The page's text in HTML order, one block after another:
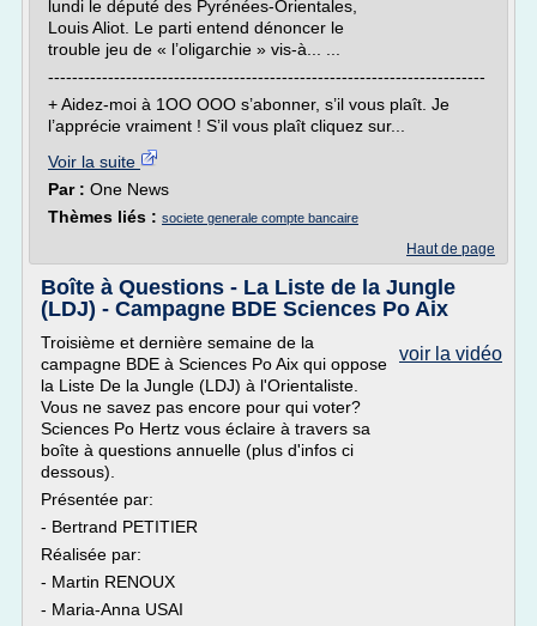
lundi le député des Pyrénées-Orientales,
Louis Aliot. Le parti entend dénoncer le
trouble jeu de « l’oligarchie » vis-à... ...
-------------------------------------------------------------------------
+ Aidez-moi à 1OO OOO s’abonner, s’il vous plaît. Je
l’apprécie vraiment ! S’il vous plaît cliquez sur...
Voir la suite
Par : One News
Thèmes liés : societe generale compte bancaire
Haut de page
Boîte à Questions - La Liste de la Jungle
(LDJ) - Campagne BDE Sciences Po Aix
voir la vidéo
Troisième et dernière semaine de la
campagne BDE à Sciences Po Aix qui oppose
la Liste De la Jungle (LDJ) à l'Orientaliste.
Vous ne savez pas encore pour qui voter?
Sciences Po Hertz vous éclaire à travers sa
boîte à questions annuelle (plus d'infos ci
dessous).
Présentée par:
- Bertrand PETITIER
Réalisée par:
- Martin RENOUX
- Maria-Anna USAI